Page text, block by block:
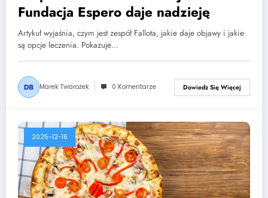
Fundacja Espero daje nadzieję
Artykuł wyjaśnia, czym jest zespół Fallota, jakie daje objawy i jakie
są opcje leczenia. Pokazuje…
Marek Twarożek 0 Komentarze Dowiedz Się Więcej
2025-12-16